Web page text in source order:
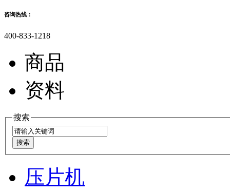
咨询热线：
400-833-1218
商品
资料
搜索
压片机